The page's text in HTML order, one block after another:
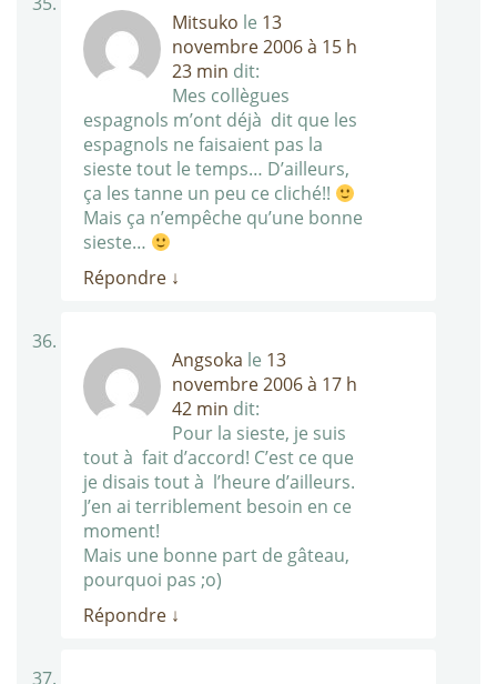
Mitsuko le 13
novembre 2006 à 15 h
23 min dit:
Mes collègues
espagnols m’ont déjà dit que les
espagnols ne faisaient pas la
sieste tout le temps… D’ailleurs,
ça les tanne un peu ce cliché!!
Mais ça n’empêche qu’une bonne
sieste…
Répondre ↓
Angsoka le 13
novembre 2006 à 17 h
42 min dit:
Pour la sieste, je suis
tout à fait d’accord! C’est ce que
je disais tout à l’heure d’ailleurs.
J’en ai terriblement besoin en ce
moment!
Mais une bonne part de gâteau,
pourquoi pas ;o)
Répondre ↓